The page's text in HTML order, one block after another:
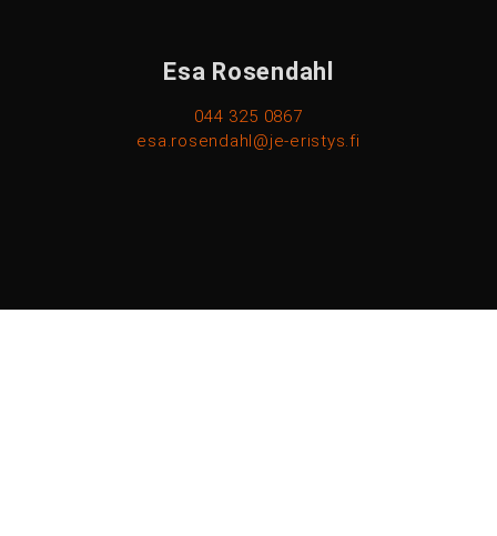
Esa Rosendahl
044 325 0867
esa.rosendahl@je-eristys.fi